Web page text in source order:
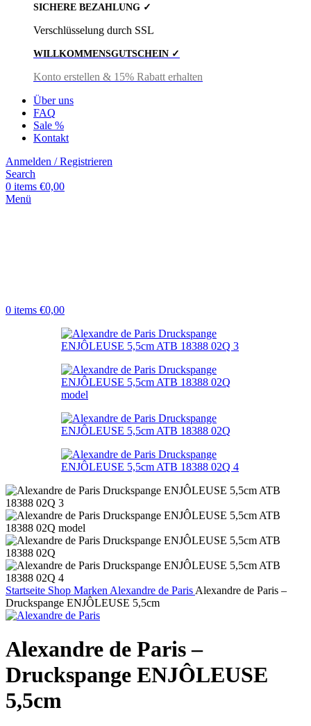
SICHERE BEZAHLUNG ✓
Verschlüsselung durch SSL
WILLKOMMENSGUTSCHEIN ✓
Konto erstellen & 15% Rabatt erhalten
Über uns
FAQ
Sale %
Kontakt
Anmelden / Registrieren
Search
0 items €0,00
Menü
0 items €0,00
Startseite Shop Marken Alexandre de Paris Alexandre de Paris –
Druckspange ENJÔLEUSE 5,5cm
Alexandre de Paris –
Druckspange ENJÔLEUSE
5,5cm